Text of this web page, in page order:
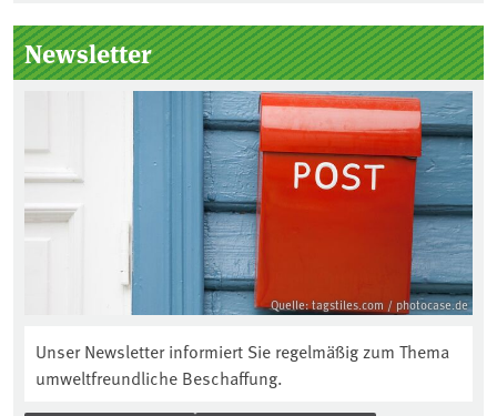
Newsletter
Quelle: tagstiles.com / photocase.de
Unser Newsletter informiert Sie regelmäßig zum Thema
umweltfreundliche Beschaffung.